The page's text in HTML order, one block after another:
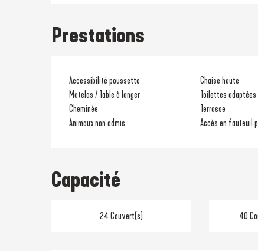
Prestations
Accessibilité poussette Chaise haute
Matelas / Table à langer
Toilettes adaptées
Cheminée
Terrasse
Animaux non admis
Accès en fauteuil
Capacité
24 Couvert(s) 40